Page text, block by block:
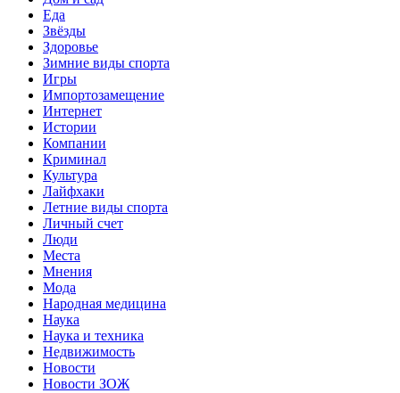
Еда
Звёзды
Здоровье
Зимние виды спорта
Игры
Импортозамещение
Интернет
Истории
Компании
Криминал
Культура
Лайфхаки
Летние виды спорта
Личный счет
Люди
Места
Мнения
Мода
Народная медицина
Наука
Наука и техника
Недвижимость
Новости
Новости ЗОЖ